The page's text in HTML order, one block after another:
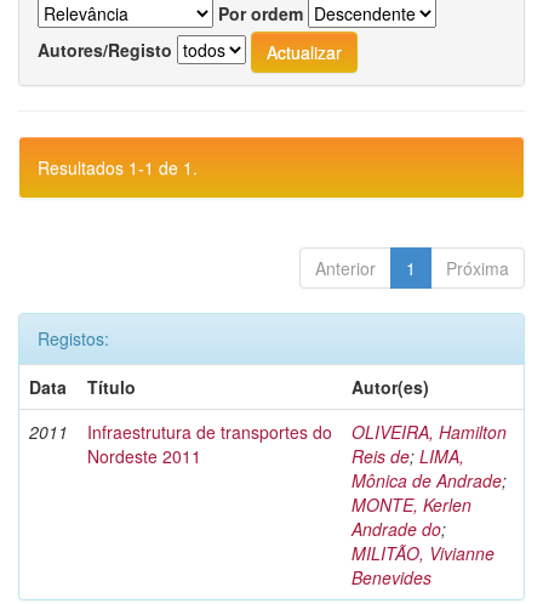
Por ordem
Autores/Registo
Resultados 1-1 de 1.
Anterior 1 Próxima
Registos:
Data
Título
Autor(es)
2011
Infraestrutura de transportes do
Nordeste 2011
OLIVEIRA, Hamilton
Reis de; LIMA,
Mônica de Andrade;
MONTE, Kerlen
Andrade do;
MILITÃO, Vivianne
Benevides